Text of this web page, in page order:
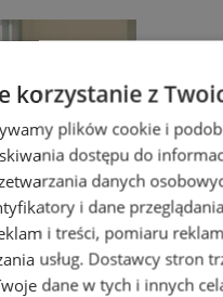
korzystanie z
plików cookie i
dostępu do
danych
i dane
i treści, pomiaru
usług. Dostawcy stron
dane w tych i innych